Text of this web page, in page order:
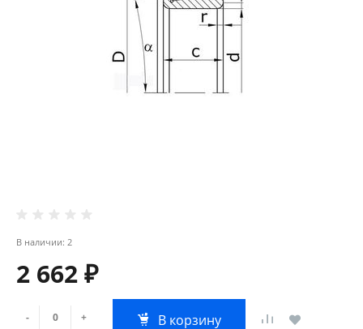
В наличии: 2
2 662 ₽
- + В корзину